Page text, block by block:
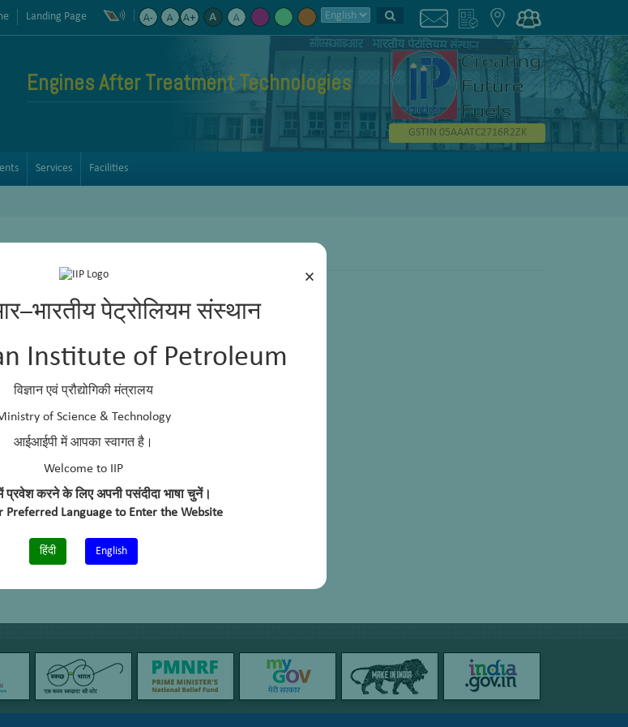
×
पेट्रोलियम संस्थान
Institute of Petroleum
विज्ञान एवं प्रौद्योगिकी मंत्रालय
of Science & Technology
आईआईपी में आपका स्वागत है।
Welcome to IIP
प्रवेश करने के लिए अपनी पसंदीदा भाषा चुनें।
Preferred Language to Enter the Website
हिंदी English
Landing Page
Engines After Treatment Technologies
GSTIN 05AAATC2716R2ZK
Services Facilities